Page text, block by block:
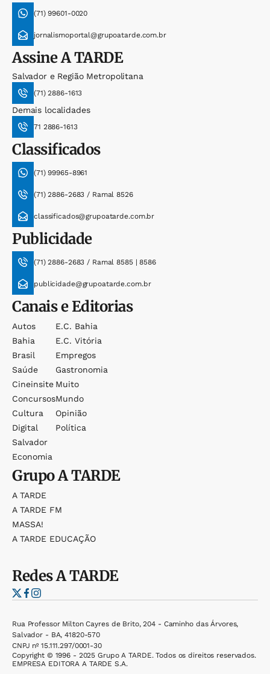
(71) 99601-0020
jornalismoportal@grupoatarde.com.br
AssineA TARDE
Salvador e Região Metropolitana
(71) 2886-1613
Demais localidades
71 2886-1613
Classificados
(71) 99965-8961
(71) 2886-2683 / Ramal 8526
classificados@grupoatarde.com.br
Publicidade
(71) 2886-2683 / Ramal 8585 | 8586
publicidade@grupoatarde.com.br
Canais e Editorias
Autos
Bahia
Brasil
Saúde
Cineinsite
Concursos
Cultura
Digital
Salvador
Economia
E.c. Bahia
E.c. Vitória
Empregos
Gastronomia
Muito
Mundo
Opinião
Política
GrupoA TARDE
A TARDE
A TARDE FM
MASSA!
A TARDE EDUCAÇÃO
RedesA TARDE
Rua Professor Milton Cayres de Brito, 204 - Caminho das Árvores,
Salvador - BA, 41820-570
CNPJ nº 15.111.297/0001-30
Copyright © 1996 - 2025 Grupo A TARDE. Todos os direitos reservados.
EMPRESA EDITORA A TARDE S.A.